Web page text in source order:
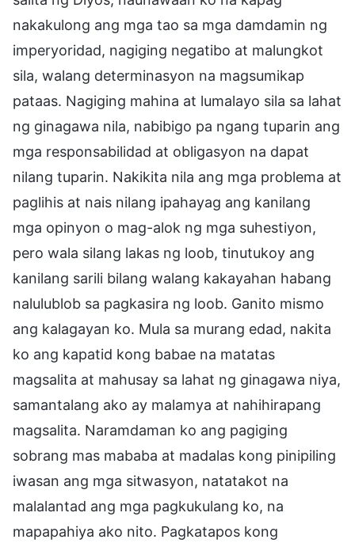
nakakulong ang mga tao sa mga damdamin ng
imperyoridad, nagiging negatibo at malungkot
sila, walang determinasyon na magsumikap
pataas. Nagiging mahina at lumalayo sila sa lahat
ng ginagawa nila, nabibigo pa ngang tuparin ang
mga responsabilidad at obligasyon na dapat
nilang tuparin. Nakikita nila ang mga problema at
paglihis at nais nilang ipahayag ang kanilang
mga opinyon o mag-alok ng mga suhestiyon,
pero wala silang lakas ng loob, tinutukoy ang
kanilang sarili bilang walang kakayahan habang
nalulublob sa pagkasira ng loob. Ganito mismo
ang kalagayan ko. Mula sa murang edad, nakita
ko ang kapatid kong babae na matatas
magsalita at mahusay sa lahat ng ginagawa niya,
samantalang ako ay malamya at nahihirapang
magsalita. Naramdaman ko ang pagiging
sobrang mas mababa at madalas kong pinipiling
iwasan ang mga sitwasyon, natatakot na
malalantad ang mga pagkukulang ko, na
mapapahiya ako nito. Pagkatapos kong